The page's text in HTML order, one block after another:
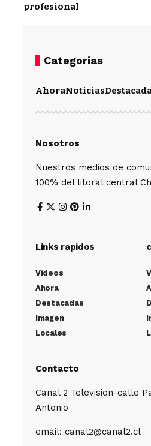
profesional
Categorias
AhoraNoticias
Nosotros
Nuestros medios de
100% del litoral central
Links rapidos
Videos
Ahora
Destacadas
Imagen
Locales
Contacto
Canal 2 Television-calle
Antonio
email: canal2@canal2.cl